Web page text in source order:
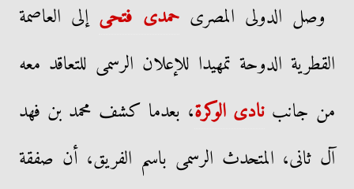
وصل الدولى المصرىحمدى فتحى إلى العاصمة
القطرية الدوحة تمهيدا للإعلان الرسمى للتعاقد معه
من جانب نادى الوكرة، بعدما كشف محمد بن فهد
آل ثانى، المتحدث الرسمى باسم الفريق، أن صفقة